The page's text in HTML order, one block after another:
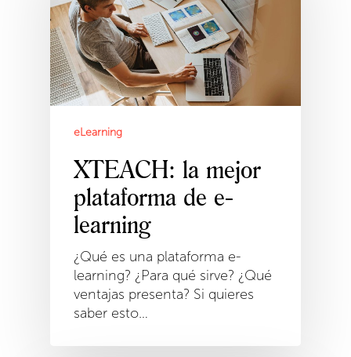
eLearning
XTEACH: la mejor
plataforma de e-
learning
¿Qué es una plataforma e-
learning? ¿Para qué sirve? ¿Qué
ventajas presenta? Si quieres
saber esto…